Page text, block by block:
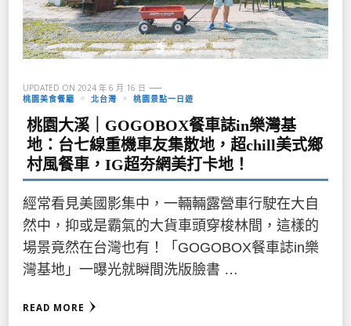
UPDATED ON 2024 年 6 月 16 日
桃園美食餐廳
北台灣 桃園景點一日遊
桃園大溪｜GOGOBOX餐車誌in樂灣基
地：台七線重機車友集散地，超chill美式鄉
村風餐車，IG超夯網美打卡地！
經常看見美國影集中，一輛輛露營車行駛在大自
然中，抑或是霸氣的大貨車頭穿梭林間，這樣的
場景竟然在台灣也有！「GOGOBOX餐車誌in樂
灣基地」一曝光就瞬間洗版臉書 …
READ MORE